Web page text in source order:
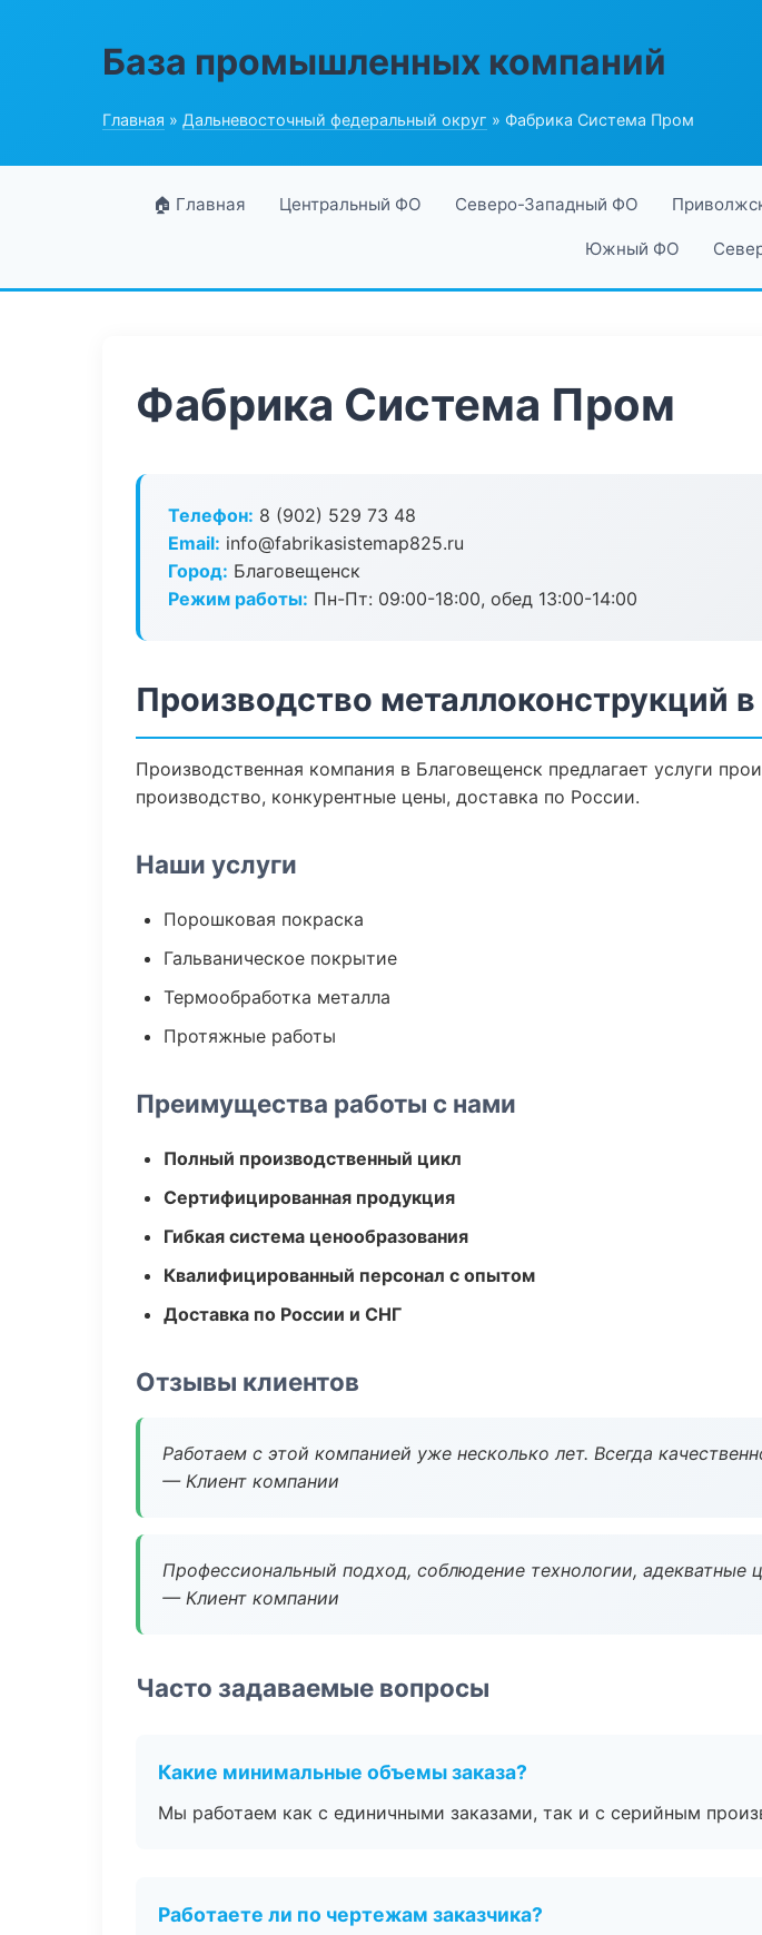
База промышленных компаний
Главная » Дальневосточный федеральный округ » Фабрика Система Пром
🏠 Главная Центральный ФО Северо-Западный ФО
Южный ФО
Фабрика Система Пром
Телефон: 8 (902) 529 73 48
Email: info@fabrikasistemap825.ru
Город: Благовещенск
Режим работы: Пн-Пт: 09:00-18:00, обед 13:00-14:00
Производство металлоконструкций
Производственная компания в Благовещенск предлагает услуги
производство, конкурентные цены, доставка по России.
Наши услуги
Порошковая покраска
Гальваническое покрытие
Термообработка металла
Протяжные работы
Преимущества работы с нами
Полный производственный цикл
Сертифицированная продукция
Гибкая система ценообразования
Квалифицированный персонал с опытом
Доставка по России и СНГ
Отзывы клиентов
Работаем с этой компанией уже несколько лет. Всегда
— Клиент компании
Профессиональный подход, соблюдение технологии, адекватные
— Клиент компании
Часто задаваемые вопросы
Какие минимальные объемы заказа?
Мы работаем как с единичными заказами, так и с серийным
Работаете ли по чертежам заказчика?